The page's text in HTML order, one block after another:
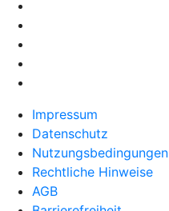
Impressum
Datenschutz
Nutzungsbedingungen
Rechtliche Hinweise
AGB